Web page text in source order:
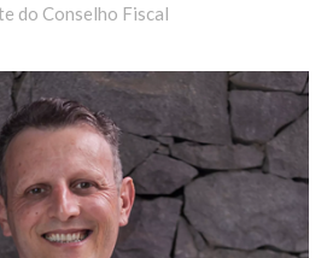
do Conselho Fiscal